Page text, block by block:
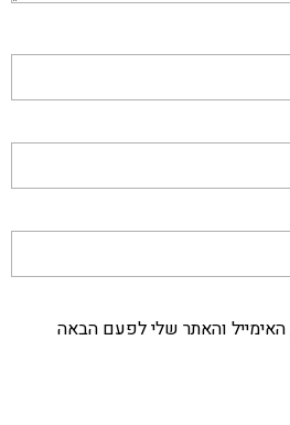
והאתר שלי לפעם הבאה